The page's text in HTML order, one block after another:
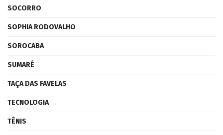
SOCORRO
SOPHIA RODOVALHO
SOROCABA
SUMARÉ
TAÇA DAS FAVELAS
TECNOLOGIA
TÊNIS